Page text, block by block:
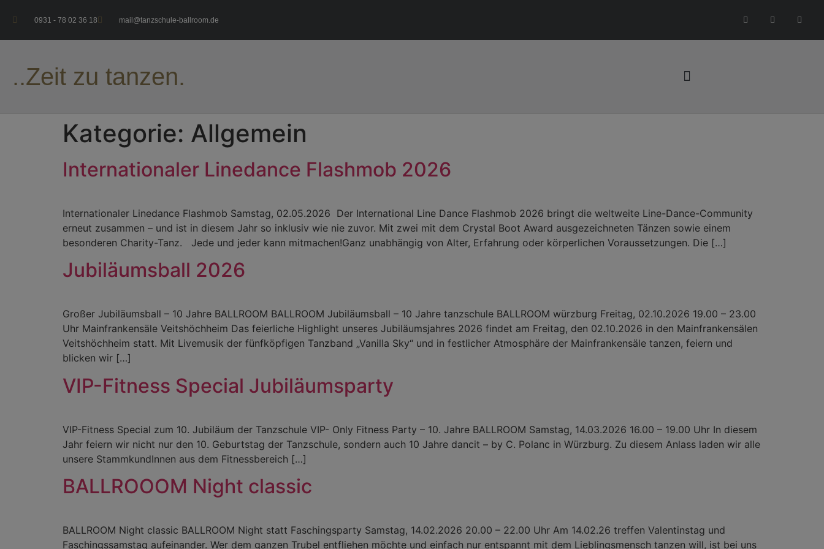
0931 - 78 02 36 18 mail@tanzschule-ballroom.de
..Zeit zu tanzen.
Kategorie: Allgemein
Internationaler Linedance Flashmob 2026
Internationaler Linedance Flashmob Samstag, 02.05.2026 Der International Line Dance Flashmob 2026 bringt die weltweite Line-Dance-Community
erneut zusammen – und ist in diesem Jahr so inklusiv wie nie zuvor. Mit zwei mit dem Crystal Boot Award ausgezeichneten Tänzen sowie einem
besonderen Charity-Tanz. Jede und jeder kann mitmachen!Ganz unabhängig von Alter, Erfahrung oder körperlichen Voraussetzungen. Die […]
Jubiläumsball 2026
Großer Jubiläumsball – 10 Jahre BALLROOM BALLROOM Jubiläumsball – 10 Jahre tanzschule BALLROOM würzburg Freitag, 02.10.2026 19.00 – 23.00
Uhr Mainfrankensäle Veitshöchheim Das feierliche Highlight unseres Jubiläumsjahres 2026 findet am Freitag, den 02.10.2026 in den Mainfrankensälen
Veitshöchheim statt. Mit Livemusik der fünfköpfigen Tanzband „Vanilla Sky“ und in festlicher Atmosphäre der Mainfrankensäle tanzen, feiern und
blicken wir […]
VIP-Fitness Special Jubiläumsparty
VIP-Fitness Special zum 10. Jubiläum der Tanzschule VIP- Only Fitness Party – 10. Jahre BALLROOM Samstag, 14.03.2026 16.00 – 19.00 Uhr In diesem
Jahr feiern wir nicht nur den 10. Geburtstag der Tanzschule, sondern auch 10 Jahre dancit – by C. Polanc in Würzburg. Zu diesem Anlass laden wir alle
unsere StammkundInnen aus dem Fitnessbereich […]
BALLROOOM Night classic
BALLROOM Night classic BALLROOM Night statt Faschingsparty Samstag, 14.02.2026 20.00 – 22.00 Uhr Am 14.02.26 treffen Valentinstag und
Faschingssamstag aufeinander. Wer dem ganzen Trubel entfliehen möchte und einfach nur entspannt mit dem Lieblingsmensch tanzen will, ist bei uns